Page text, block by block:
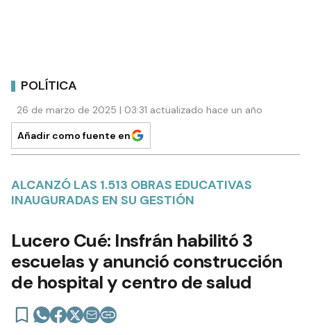
POLÍTICA
26 de marzo de 2025 | 03:31 actualizado hace un año
Añadir como fuente en
ALCANZÓ LAS 1.513 OBRAS EDUCATIVAS
INAUGURADAS EN SU GESTIÓN
Lucero Cué: Insfrán habilitó 3
escuelas y anunció construcción
de hospital y centro de salud